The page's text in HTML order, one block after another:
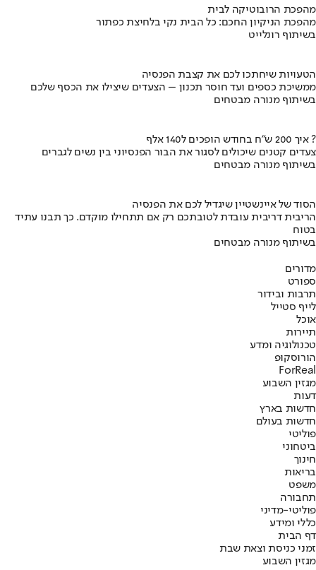
מהפכת הרובוטיקה לבית
מהפכת הניקיון החכם: כל הבית נקי בלחיצת כפתור
בשיתוף רונלייט
הטעויות שיחתכו לכם את קצבת הפנסיה
ממשיכת כספים ועד חוסר תכנון – הצעדים שיצילו את הכסף שלכם
בשיתוף מנורה מבטחים
איך 200 ש"ח בחודש הופכים ל140 אלף ?
צעדים קטנים שיכולים לסגור את הבור הפנסיוני בין נשים לגברים
בשיתוף מנורה מבטחים
הסוד של איינשטיין שיגדיל לכם את הפנסיה
הריבית דריבית עובדת לטובתכם רק אם תתחילו מוקדם. כך תבנו עתיד
בטוח
בשיתוף מנורה מבטחים
מדורים
ספורט
תרבות ובידור
לייף סטייל
אוכל
תיירות
טכנולוגיה ומדע
הורוסקופ
ForReal
מגזין השבוע
דעות
חדשות בארץ
חדשות בעולם
פוליטי
ביטחוני
חינוך
בריאות
משפט
תחבורה
פוליטי-מדיני
כללי ומידע
דף הבית
זמני כניסת וצאת שבת
מגזין השבוע